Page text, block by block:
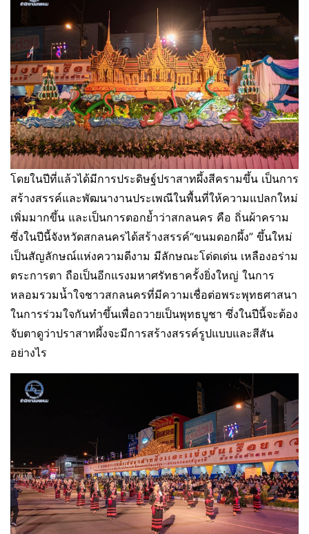
โดยในปีที่แล้วได้มีการประดิษฐ์ปราสาทผึ้งสีครามขึ้น เป็นการ
สร้างสรรค์และพัฒนางานประเพณีในพื้นที่ให้ความแปลกใหม่
เพิ่มมากขึ้น และเป็นการตอกย้ำว่าสกลนคร คือ ถิ่นผ้าคราม
ซึ่งในปีนี้จังหวัดสกลนครได้สร้างสรรค์“ขนมดอกผึ้ง” ขึ้นใหม่
เป็นสัญลักษณ์แห่งความดีงาม มีลักษณะโด่ดเด่น เหลืองอร่าม
ตระการตา ถือเป็นอีกแรงมหาศรัทธาครั้งยิ่งใหญ่ ในการ
หลอมรวมน้ำใจชาวสกลนครที่มีความเชื่อต่อพระพุทธศาสนา
ในการร่วมใจกันทำขึ้นเพื่อถวายเป็นพุทธบูชา ซึ่งในปีนี้จะต้อง
จับตาดูว่าปราสาทผึ้งจะมีการสร้างสรรค์รูปแบบและสีสัน
อย่างไร